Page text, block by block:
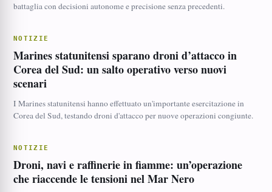
battaglia con decisioni autonome e precisione senza precedenti.
NOTIZIE
Marines statunitensi sparano droni d’attacco in
Corea del Sud: un salto operativo verso nuovi
scenari
I Marines statunitensi hanno effettuato un'importante esercitazione in
Corea del Sud, testando droni d'attacco per nuove operazioni congiunte.
NOTIZIE
Droni, navi e raffinerie in fiamme: un’operazione
che riaccende le tensioni nel Mar Nero